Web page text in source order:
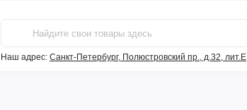
Наш адрес: Санкт-Петербург, Полюстровский пр., д.32, лит.Е